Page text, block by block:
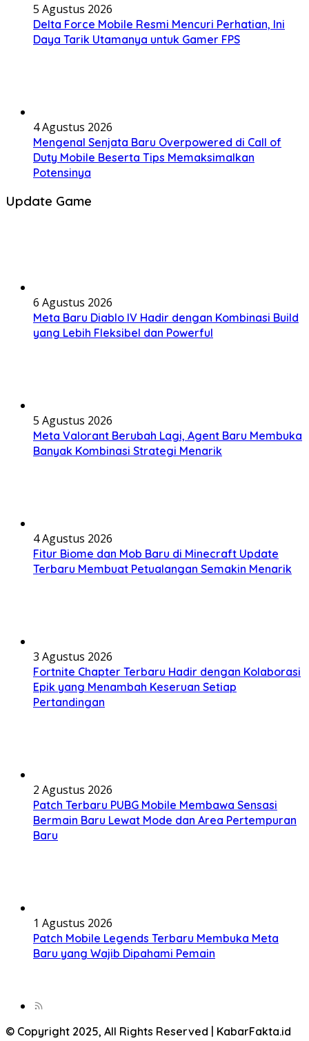
5 Agustus 2026
Delta Force Mobile Resmi Mencuri Perhatian, Ini
Daya Tarik Utamanya untuk Gamer FPS
4 Agustus 2026
Mengenal Senjata Baru Overpowered di Call of
Duty Mobile Beserta Tips Memaksimalkan
Potensinya
Update Game
6 Agustus 2026
Meta Baru Diablo IV Hadir dengan Kombinasi Build
yang Lebih Fleksibel dan Powerful
5 Agustus 2026
Meta Valorant Berubah Lagi, Agent Baru Membuka
Banyak Kombinasi Strategi Menarik
4 Agustus 2026
Fitur Biome dan Mob Baru di Minecraft Update
Terbaru Membuat Petualangan Semakin Menarik
3 Agustus 2026
Fortnite Chapter Terbaru Hadir dengan Kolaborasi
Epik yang Menambah Keseruan Setiap
Pertandingan
2 Agustus 2026
Patch Terbaru PUBG Mobile Membawa Sensasi
Bermain Baru Lewat Mode dan Area Pertempuran
Baru
1 Agustus 2026
Patch Mobile Legends Terbaru Membuka Meta
Baru yang Wajib Dipahami Pemain
© Copyright 2025, All Rights Reserved | KabarFakta.id